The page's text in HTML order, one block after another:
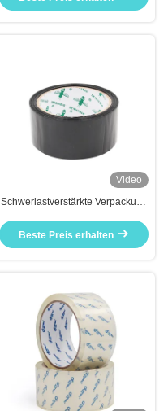
Verpackungsteppich
Video
Schwerlastverstärkte Verpackung
Beste Preis erhalten